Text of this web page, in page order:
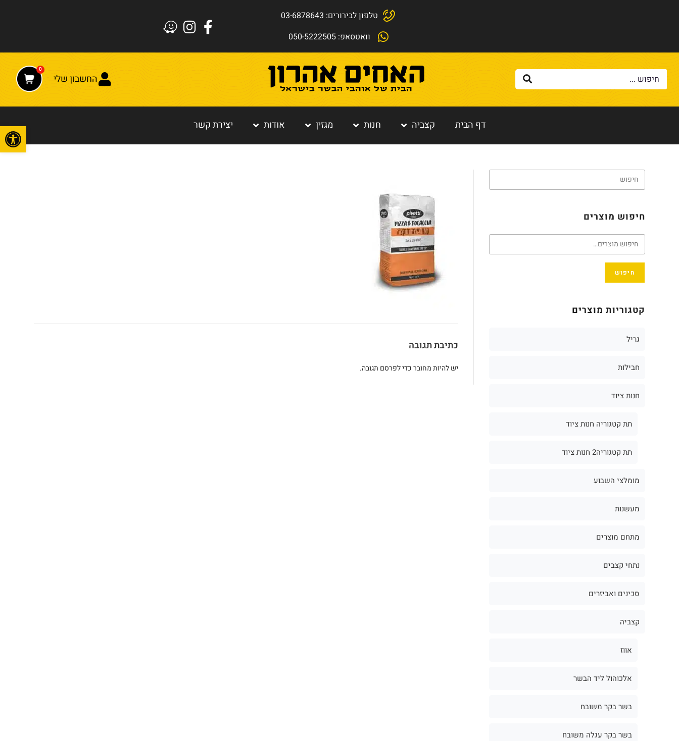
טלפון לבירורים: 03-6878643
וואטסאפ: 050-5222505
החשבון שלי
0
דף הבית קצביה חנות מגזין אודות יצירת קשר
כתיבת תגובה
יש להיותמחוברכדי לפרסם תגובה.
חיפוש מוצרים
חיפוש
קטגוריות מוצרים
גריל
חבילות
חנות ציוד
תת קטגוריה חנות ציוד
תת קטגוריה2 חנות ציוד
מומלצי השבוע
מעשנות
מתחם מוצרים
נתחי קצבים
סכינים ואביזרים
קצביה
אווז
אלכוהול ליד הבשר
בשר בקר משובח
בשר בקר עגלה משובח